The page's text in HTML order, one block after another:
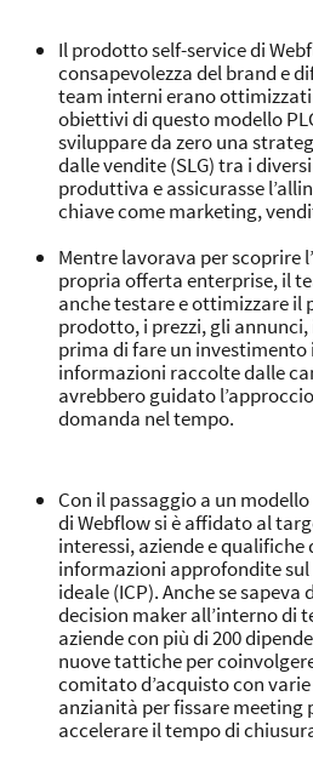
Il prodotto self-service di
consapevolezza del brand e
team interni erano
obiettivi di questo modello
sviluppare da zero una
dalle vendite (SLG) tra i
produttiva e assicurasse
chiave come marketing,
Mentre lavorava per scoprire
propria offerta enterprise, il
anche testare e ottimizzare il
prodotto, i prezzi, gli
prima di fare un
informazioni raccolte dalle
avrebbero guidato
domanda nel tempo.
Con il passaggio a un
di Webflow si è affidato al
interessi, aziende e
informazioni approfondite
ideale (ICP). Anche se
decision maker all’interno di
aziende con più di 200
nuove tattiche per
comitato d’acquisto con
anzianità per fissare meeting
accelerare il tempo di